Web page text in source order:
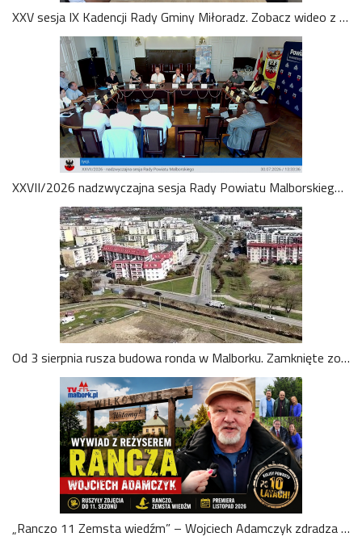
XXV sesja IX Kadencji Rady Gminy Miłoradz. Zobacz wideo z 3.08.2026
XXVII/2026 nadzwyczajna sesja Rady Powiatu Malborskiego 2026-07-30. Zobacz wideo
Od 3 sierpnia rusza budowa ronda w Malborku. Zamknięte zostanie skrzyżowanie ul. Kotarbińskiego i Konopnickiej, będą objazdy
„Ranczo 11 Zemsta wiedźm” – Wojciech Adamczyk zdradza kulisy powrotu kultowego serialu. Zobacz nasz wywiad!